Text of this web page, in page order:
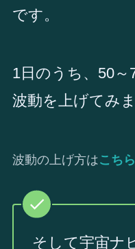
です。
1日のうち、50
波動を上げてみ
波動の上げ方はこち
そして宇宙ナ